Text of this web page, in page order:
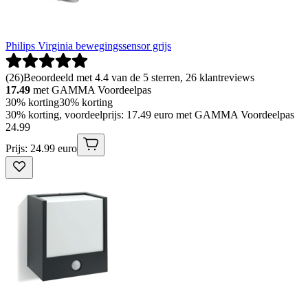
Philips Virginia bewegingssensor grijs
(26)Beoordeeld met 4.4 van de 5 sterren, 26 klantreviews
17.49 met GAMMA Voordeelpas
30% korting30% korting
30% korting, voordeelprijs: 17.49 euro met GAMMA Voordeelpas
24.99
Prijs: 24.99 euro